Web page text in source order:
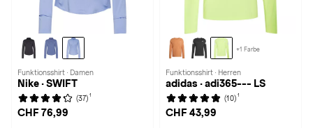
Funktionsshirt · Damen
Nike · SWIFT
(37) 1
CHF 76,99
+1 Farbe
Funktionsshirt · Herren
adidas · adi365--- LS
(10) 1
CHF 43,99